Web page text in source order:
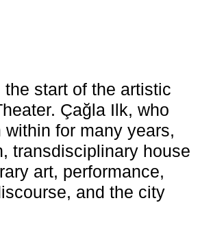
start of the artistic
Çağla Ilk, who
for many years,
transdisciplinary house
art, performance,
and the city